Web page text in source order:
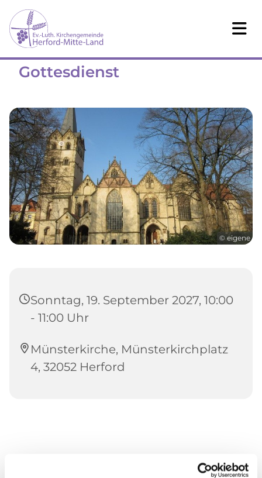
Gottesdienst
© eigene
Sonntag, 19. September 2027, 10:00
- 11:00 Uhr
Münsterkirche, Münsterkirchplatz
4, 32052 Herford